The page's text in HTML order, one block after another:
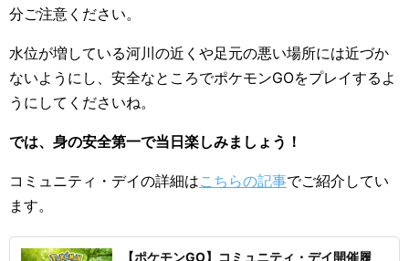
分ご注意ください。
水位が増している河川の近くや足元の悪い場所には近づか
ないようにし、安全なところでポケモンGOをプレイするよ
うにしてくださいね。
では、身の安全第一で当日楽しみましょう！
コミュニティ・デイの詳細はこちらの記事でご紹介してい
ます。
【ポケモンGO】コミュニティ・デイ開催履